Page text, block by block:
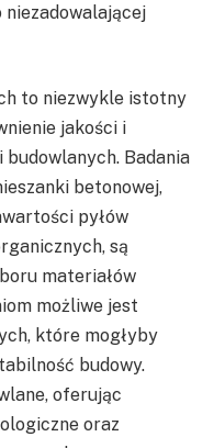
niezadowalającej
to niezwykle istotny
jakości i
Badania
betonowej,
pyłów
są
materiałów
możliwe jest
które mogłyby
budowy.
oferując
oraz